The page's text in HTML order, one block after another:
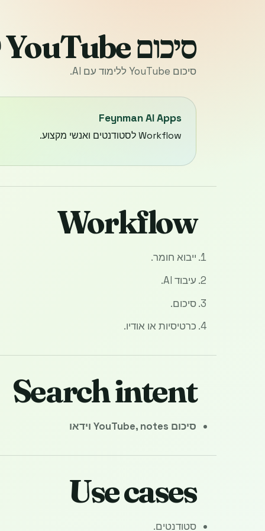
סיכום YouTube ללימוד עם AI.
סיכום YouTube ללימוד עם AI.
Feynman AI Apps
Workflow לסטודנטים ואנשי מקצוע.
Workflow
ייבוא חומר.
עיבוד AI.
סיכום.
כרטיסיות או אודיו.
Search intent
סיכום YouTube, notes וידאו
Use cases
סטודנטים.